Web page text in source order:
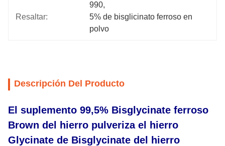
Resaltar:
990,
5% de bisglicinato ferroso en
polvo
Descripción Del Producto
El suplemento 99,5% Bisglycinate ferroso
Brown del hierro pulveriza el hierro
Glycinate de Bisglycinate del hierro